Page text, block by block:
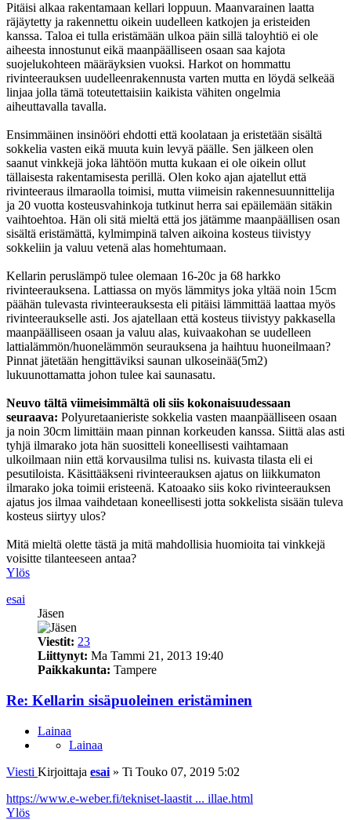
Pitäisi alkaa rakentamaan kellari loppuun. Maanvarainen laatta
räjäytetty ja rakennettu oikein uudelleen katkojen ja eristeiden
kanssa. Taloa ei tulla eristämään ulkoa päin sillä taloyhtiö ei ole
aiheesta innostunut eikä maanpäälliseen osaan saa kajota
suojelukohteen määräyksien vuoksi. Harkot on hommattu
rivinteerauksen uudelleenrakennusta varten mutta en löydä selkeää
linjaa jolla tämä toteutettaisiin kaikista vähiten ongelmia
aiheuttavalla tavalla.
Ensimmäinen insinööri ehdotti että koolataan ja eristetään sisältä
sokkelia vasten eikä muuta kuin levyä päälle. Sen jälkeen olen
saanut vinkkejä joka lähtöön mutta kukaan ei ole oikein ollut
tällaisesta rakentamisesta perillä. Olen koko ajan ajatellut että
rivinteeraus ilmaraolla toimisi, mutta viimeisin rakennesuunnittelija
ja 20 vuotta kosteusvahinkoja tutkinut herra sai epäilemään sitäkin
vaihtoehtoa. Hän oli sitä mieltä että jos jätämme maanpäällisen osan
sisältä eristämättä, kylmimpinä talven aikoina kosteus tiivistyy
sokkeliin ja valuu vetenä alas homehtumaan.
Kellarin peruslämpö tulee olemaan 16-20c ja 68 harkko
rivinteerauksena. Lattiassa on myös lämmitys joka yltää noin 15cm
päähän tulevasta rivinteerauksesta eli pitäisi lämmittää laattaa myös
rivinteeraukselle asti. Jos ajatellaan että kosteus tiivistyy pakkasella
maanpäälliseen osaan ja valuu alas, kuivaakohan se uudelleen
lattialämmön/huonelämmön seurauksena ja haihtuu huoneilmaan?
Pinnat jätetään hengittäviksi saunan ulkoseinää(5m2)
lukuunottamatta johon tulee kai saunasatu.
Neuvo tältä viimeisimmältä oli siis kokonaisuudessaan
seuraava: Polyuretaanieriste sokkelia vasten maanpäälliseen osaan
ja noin 30cm limittäin maan pinnan korkeuden kanssa. Siittä alas asti
tyhjä ilmarako jota hän suositteli koneellisesti vaihtamaan
ulkoilmaan niin että korvausilma tulisi ns. kuivasta tilasta eli ei
pesutiloista. Käsittääkseni rivinteerauksen ajatus on liikkumaton
ilmarako joka toimii eristeenä. Katoaako siis koko rivinteerauksen
ajatus jos ilmaa vaihdetaan koneellisesti jotta sokkelista sisään tuleva
kosteus siirtyy ulos?
Mitä mieltä olette tästä ja mitä mahdollisia huomioita tai vinkkejä
voisitte tilanteeseen antaa?
Ylös
esai
Jäsen
Viestit: 23
Liittynyt: Ma Tammi 21, 2013 19:40
Paikkakunta: Tampere
Re: Kellarin sisäpuoleinen eristäminen
Lainaa
Lainaa
Viesti Kirjoittaja esai » Ti Touko 07, 2019 5:02
https://www.e-weber.fi/tekniset-laastit ... illae.html
Ylös